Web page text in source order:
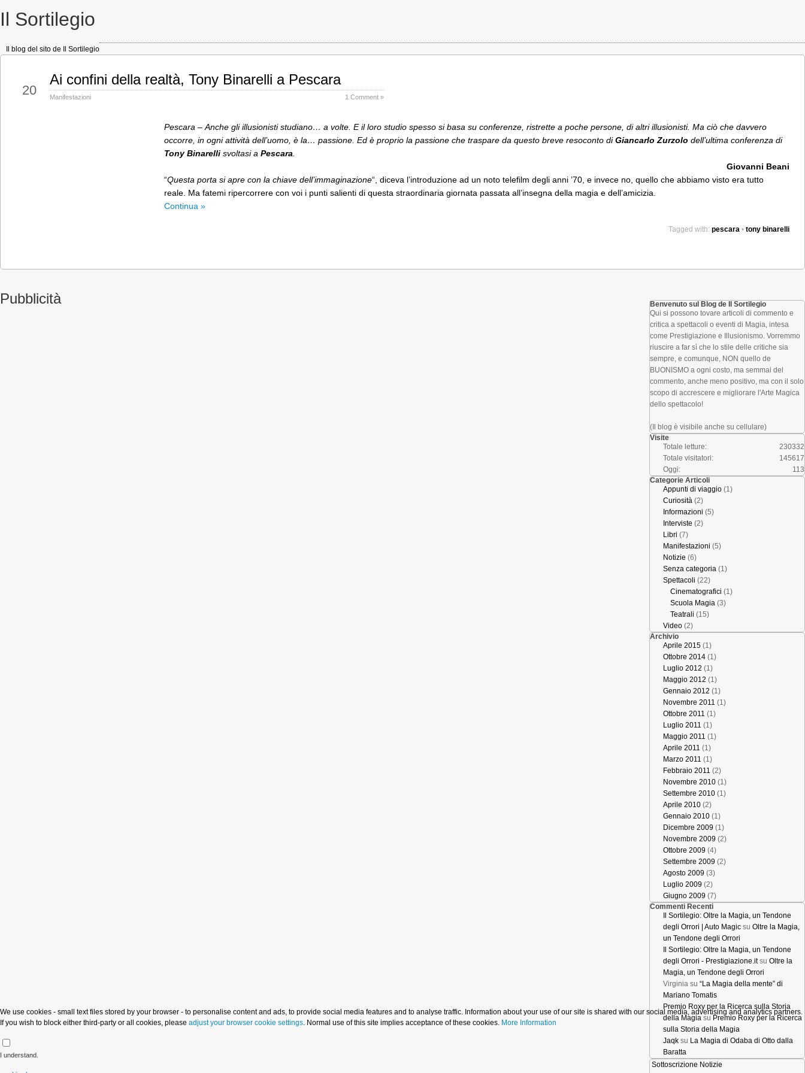
Il Sortilegio
Il blog del sito de Il Sortilegio
20
Ai confini della realtà, Tony Binarelli a Pescara
Manifestazioni 1 Comment »
Pescara – Anche gli illusionisti studiano… a volte. E il loro studio spesso si basa su conferenze, ristrette a poche persone, di altri illusionisti. Ma ciò che davvero
occorre, in ogni attività dell’uomo, è la… passione. Ed è proprio la passione che traspare da questo breve resoconto diGiancarlo Zurzolo dell’ultima conferenza di
Tony Binarelli svoltasi a Pescara
Giovanni Beani
“Questa porta si apre con la chiave dell’immaginazione“, diceva l’introduzione ad un noto telefilm degli anni ’70, e invece no, quello che abbiamo visto era tutto
reale. Ma fatemi ripercorrere con voi i punti salienti di questa straordinaria giornata passata all’insegna della magia e dell’amicizia.
Continua »
Tagged with: pescara • tony binarelli
Benvenuto sul Blog de Il Sortilegio
Qui si possono tovare articoli di commento e
critica a spettacoli o eventi di Magia, intesa
come Prestigiazione e Illusionismo. Vorremmo
riuscire a far sì che lo stile delle critiche sia
sempre, e comunque, NON quello de
BUONISMO a ogni costo, ma semmai del
commento, anche meno positivo, ma con il solo
scopo di accrescere e migliorare l'Arte Magica
dello spettacolo!
(Il blog è visibile anche su cellulare)
Visite
230332
Totale letture:
145617
Totale visitatori:
113
Oggi:
Categorie Articoli
Appunti di viaggio (1)
Curiosità (2)
Informazioni (5)
Interviste (2)
Libri (7)
Manifestazioni (5)
Notizie (6)
Senza categoria (1)
Spettacoli (22)
Cinematografici (1)
Scuola Magia (3)
Teatrali (15)
Video (2)
Archivio
Aprile 2015 (1)
Ottobre 2014 (1)
Luglio 2012 (1)
Maggio 2012 (1)
Gennaio 2012 (1)
Novembre 2011 (1)
Ottobre 2011 (1)
Luglio 2011 (1)
Maggio 2011 (1)
Aprile 2011 (1)
Marzo 2011 (1)
Febbraio 2011 (2)
Novembre 2010 (1)
Settembre 2010 (1)
Aprile 2010 (2)
Gennaio 2010 (1)
Dicembre 2009 (1)
Novembre 2009 (2)
Ottobre 2009 (4)
Settembre 2009 (2)
Agosto 2009 (3)
Luglio 2009 (2)
Giugno 2009 (7)
Commenti Recenti
Il Sortilegio: Oltre la Magia, un Tendone
degli Orrori | Auto Magic su Oltre la Magia,
un Tendone degli Orrori
Il Sortilegio: Oltre la Magia, un Tendone
degli Orrori - Prestigiazione.itsu Oltre la
Magia, un Tendone degli Orrori
Virginia su “La Magia della mente” di
Mariano Tomatis
Premio Roxy per la Ricerca sulla Storia
della Magia su Premio Roxy per la Ricerca
sulla Storia della Magia
Jaqk su La Magia di Odaba di Otto dalla
Baratta
Sottoscrizione Notizie
Pubblicità
We use cookies - small text files stored by your browser - to personalise content and ads, to provide social media features and to analyse traffic. Information about your use of our site is shared with our social media, advertising and analytics partners.
If you wish to block either third-party or all cookies, please adjust your browser cookie settings. Normal use of this site implies acceptance of these cookies. More Information
I understand.